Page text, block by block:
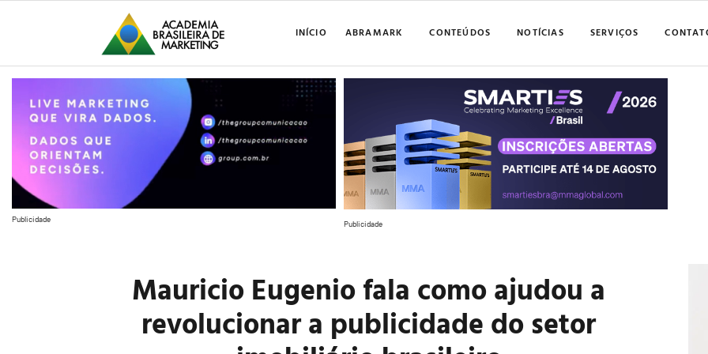
INÍCIO ABRAMARK CONTEÚDOS NOTÍCIAS SERVIÇOS
Publicidade Publicidade
Mauricio Eugenio fala como ajudou a
revolucionar a publicidade do setor